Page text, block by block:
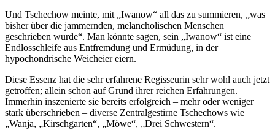
Und Tschechow meinte, mit „Iwanow“ all das zu summieren, „was
bisher über die jammernden, melancholischen Menschen
geschrieben wurde“. Man könnte sagen, sein „Iwanow“ ist eine
Endlosschleife aus Entfremdung und Ermüdung, in der
hypochondrische Weicheier eiern.
Diese Essenz hat die sehr erfahrene Regisseurin sehr wohl auch jetzt
getroffen; allein schon auf Grund ihrer reichen Erfahrungen.
Immerhin inszenierte sie bereits erfolgreich – mehr oder weniger
stark überschrieben – diverse Zentralgestirne Tschechows wie
„Wanja, „Kirschgarten“, „Möwe“, „Drei Schwestern“.